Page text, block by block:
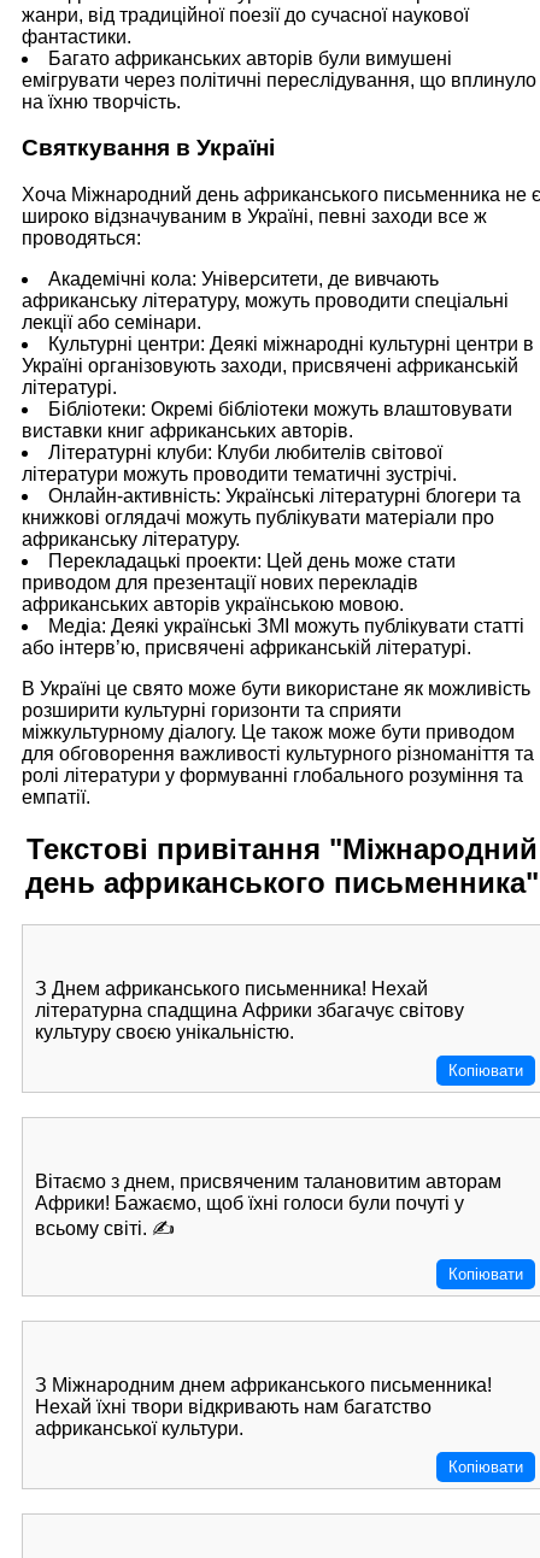
жанри, від традиційної поезії до сучасної наукової
фантастики.
Багато африканських авторів були вимушені
емігрувати через політичні переслідування, що вплинуло
на їхню творчість.
Святкування в Україні
Хоча Міжнародний день африканського письменника не є
широко відзначуваним в Україні, певні заходи все ж
проводяться:
Академічні кола: Університети, де вивчають
африканську літературу, можуть проводити спеціальні
лекції або семінари.
Культурні центри: Деякі міжнародні культурні центри в
Україні організовують заходи, присвячені африканській
літературі.
Бібліотеки: Окремі бібліотеки можуть влаштовувати
виставки книг африканських авторів.
Літературні клуби: Клуби любителів світової
літератури можуть проводити тематичні зустрічі.
Онлайн-активність: Українські літературні блогери та
книжкові оглядачі можуть публікувати матеріали про
африканську літературу.
Перекладацькі проекти: Цей день може стати
приводом для презентації нових перекладів
африканських авторів українською мовою.
Медіа: Деякі українські ЗМІ можуть публікувати статті
або інтерв’ю, присвячені африканській літературі.
В Україні це свято може бути використане як можливість
розширити культурні горизонти та сприяти
міжкультурному діалогу. Це також може бути приводом
для обговорення важливості культурного різноманіття та
ролі літератури у формуванні глобального розуміння та
емпатії.
Текстові привітання "Міжнародний
день африканського письменника"
З Днем африканського письменника! Нехай
літературна спадщина Африки збагачує світову
культуру своєю унікальністю.
Копіювати
Вітаємо з днем, присвяченим талановитим авторам
Африки! Бажаємо, щоб їхні голоси були почуті у
всьому світі. ✍️
Копіювати
З Міжнародним днем африканського письменника!
Нехай їхні твори відкривають нам багатство
африканської культури.
Копіювати